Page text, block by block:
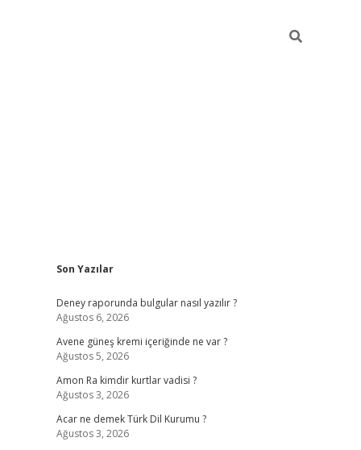
Sidebar
Son Yazılar
Deney raporunda bulgular nasıl yazılır ?
Ağustos 6, 2026
Avene güneş kremi içeriğinde ne var ?
Ağustos 5, 2026
Amon Ra kimdir kurtlar vadisi ?
Ağustos 3, 2026
Acar ne demek Türk Dil Kurumu ?
Ağustos 3, 2026